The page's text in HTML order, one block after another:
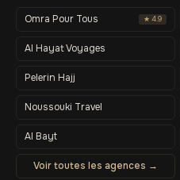
Omra Pour Tous ★ 4.9
Al Hayat Voyages
Pelerin Hajj
Noussouki Travel
Al Bayt
Voir toutes les agences →